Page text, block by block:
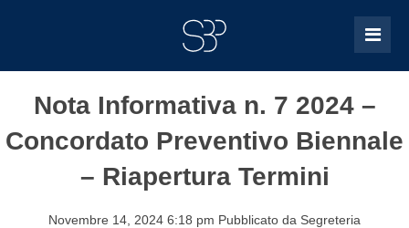
Nota Informativa n. 7 2024 –
Concordato Preventivo Biennale
– Riapertura Termini
Novembre 14, 2024 6:18 pm Pubblicato da Segreteria